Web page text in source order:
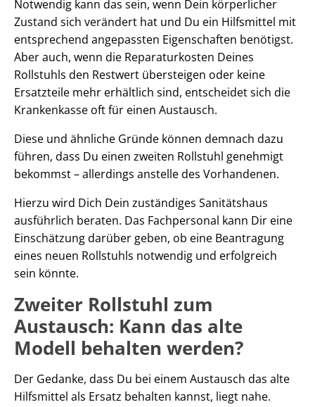
Notwendig kann das sein, wenn Dein körperlicher
Zustand sich verändert hat und Du ein Hilfsmittel mit
entsprechend angepassten Eigenschaften benötigst.
Aber auch, wenn die Reparaturkosten Deines
Rollstuhls den Restwert übersteigen oder keine
Ersatzteile mehr erhältlich sind, entscheidet sich die
Krankenkasse oft für einen Austausch.
Diese und ähnliche Gründe können demnach dazu
führen, dass Du einen zweiten Rollstuhl genehmigt
bekommst – allerdings anstelle des Vorhandenen.
Hierzu wird Dich Dein zuständiges Sanitätshaus
ausführlich beraten. Das Fachpersonal kann Dir eine
Einschätzung darüber geben, ob eine Beantragung
eines neuen Rollstuhls notwendig und erfolgreich
sein könnte.
Zweiter Rollstuhl zum
Austausch: Kann das alte
Modell behalten werden?
Der Gedanke, dass Du bei einem Austausch das alte
Hilfsmittel als Ersatz behalten kannst, liegt nahe.